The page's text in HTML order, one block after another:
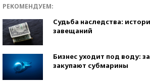
РЕКОМЕНДУЕМ:
Судьба наследства:
завещаний
Бизнес уходит под воду:
закупают субмарины